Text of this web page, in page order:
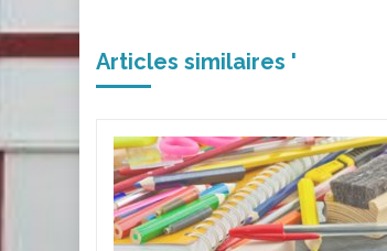
Articles similaires '